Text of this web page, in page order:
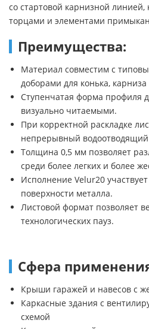
со стартовой карнизной линией,
торцами и элементами
Преимущества:
Материал совместим с
доборами для конька,
Ступенчатая форма профиля
визуально читаемыми.
При корректной раскладке
непрерывный водоотводящий
Толщина 0,5 мм позволяет
среди более легких и более
Исполнение Velur20
поверхности металла.
Листовой формат позволяет
технологических пауз.
Сфера
Крыши гаражей и навесов с
Каркасные здания с
схемой